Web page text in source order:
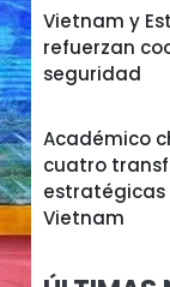
Vietnam y
refuerzan
seguridad
Académico
cuatro
estratégicas
Vietnam